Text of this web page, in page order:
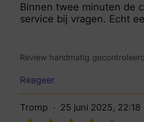
Binnen twee minuten de
service bij vragen. Echt
Review handmatig
Reageer
Tromp 25 juni 2025, 22:18